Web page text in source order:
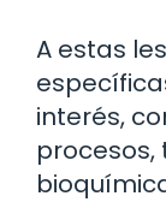
A estas
interés,